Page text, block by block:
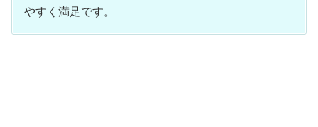
やすく満足です。